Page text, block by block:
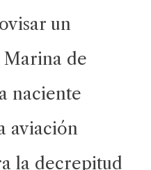
un
de
naciente
aviación
la decrepitud